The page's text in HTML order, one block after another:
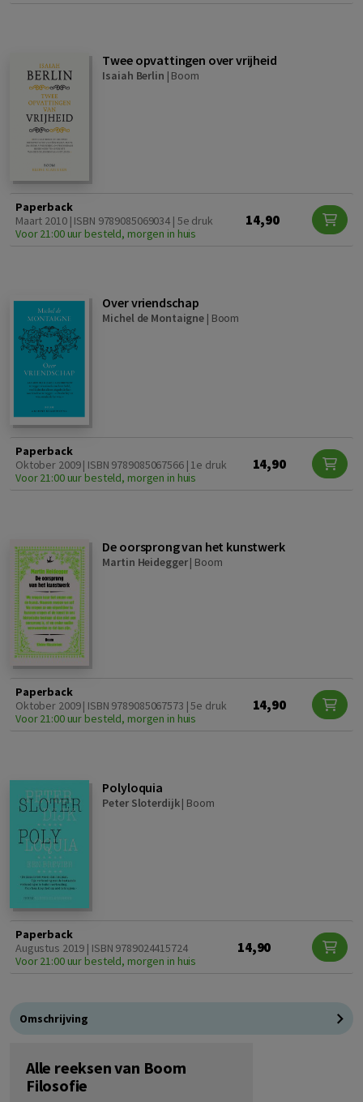
Twee opvattingen over vrijheid
Isaiah Berlin | Boom
Paperback
Maart 2010 | ISBN 9789085069034 | 5e druk
Voor 21:00 uur besteld, morgen in huis
14,90
Over vriendschap
Michel de Montaigne | Boom
Paperback
Oktober 2009 | ISBN 9789085067566 | 1e druk
Voor 21:00 uur besteld, morgen in huis
14,90
De oorsprong van het kunstwerk
Martin Heidegger| Boom
Paperback
Oktober 2009 | ISBN 9789085067573 | 5e druk
Voor 21:00 uur besteld, morgen in huis
14,90
Polyloquia
Peter Sloterdijk| Boom
Paperback
Augustus 2019 | ISBN 9789024415724
Voor 21:00 uur besteld, morgen in huis
14,90
Omschrijving
Alle reeksen van Boom
Filosofie